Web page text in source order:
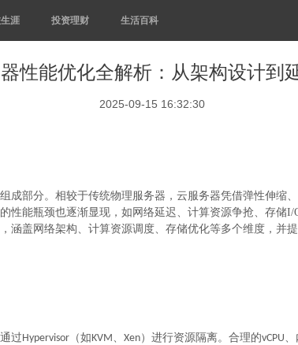
涯 投资理财 生活百科
性能优化全解析：从架构设计到
2025-09-15 16:32:30
成部分。相较于传统物理服务器，云服务器凭借弹性伸缩
能瓶颈也逐渐显现，如网络延迟、计算资源争抢、存储I/
涵盖网络架构、计算资源调度、存储优化等多个维度，并
过Hypervisor （如KVM、 Xen）进行资源隔离。合理的vCPU